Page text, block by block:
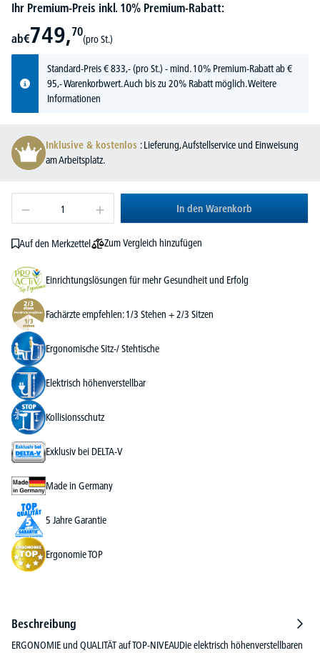
Ihr Premium-Preis inkl. 10% Premium-Rabatt:
ab€749,70
(pro St.)
Standard-Preis€833,-(pro St.) - mind. 10% Premium-Rabatt ab €
95,- Warenkorbwert. Auch bis zu 20% Rabatt möglich.Weitere
Informationen
Inklusive & kostenlos : Lieferung, Aufstellservice und Einweisung
am Arbeitsplatz.
In den Warenkorb
Auf den Merkzettel Zum Vergleich hinzufügen
Einrichtungslösungen für mehr Gesundheit und Erfolg
Fachärzte empfehlen: 1/3 Stehen + 2/3 Sitzen
Ergonomische Sitz-/ Stehtische
Elektrisch höhenverstellbar
Kollisionsschutz
Exklusiv bei DELTA-V
Made in Germany
5 Jahre Garantie
Ergonomie TOP
Beschreibung
ERGONOMIE und QUALITÄT auf TOP-NIVEAUDie elektrisch höhenverstellbaren